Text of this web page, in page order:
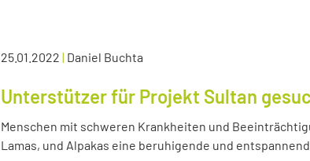
25.01.2022 | Daniel Buchta
Unterstützer für Projekt Sultan
Menschen mit schweren Krankheiten und
Lamas, und Alpakas eine beruhigende und